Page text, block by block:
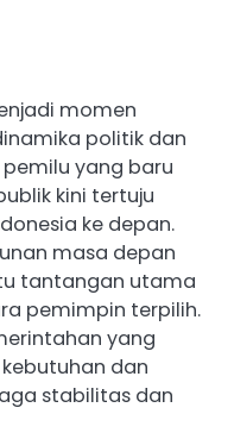
momen
politik dan
yang baru
kini tertuju
ke depan.
masa depan
tantangan utama
pemimpin terpilih.
yang
dan
stabilitas dan